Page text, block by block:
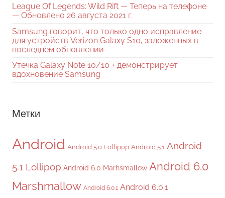
League Of Legends: Wild Rift — Теперь на телефоне
— Обновлено 26 августа 2021 г.
Samsung говорит, что только одно исправление
для устройств Verizon Galaxy S10, заложенных в
последнем обновлении
Утечка Galaxy Note 10/10 + демонстрирует
вдохновение Samsung
Метки
Android Android 5.0 Lollipop Android 5.1 Android
5.1 Lollipop Android 6.0 Marhsmallow Android 6.0
Marshmallow Android 6.0.1 Android 6.0.1